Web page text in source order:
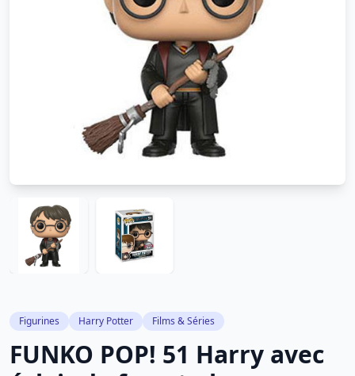
Figurines Harry Potter Films & Séries
FUNKO POP! 51 Harry avec